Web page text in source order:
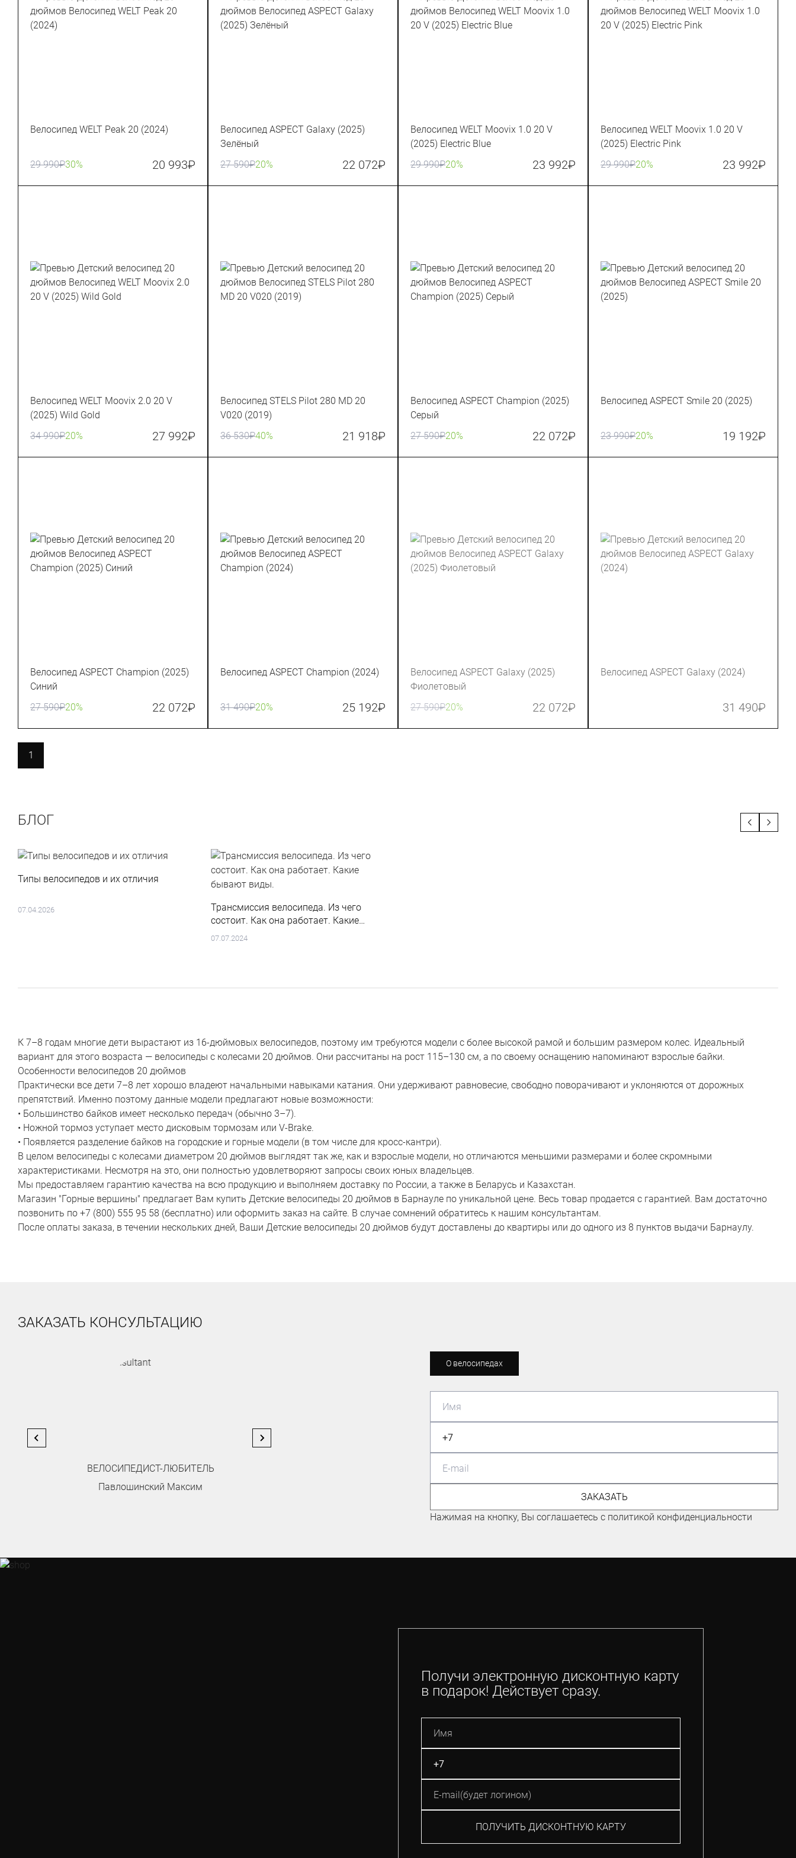
Велосипед WELT Peak 20 (2024)
29 990₽30% 20 993₽
Велосипед ASPECT Galaxy (2025)
Зелёный
27 590₽20% 22 072₽
Велосипед WELT Moovix 1.0 20 V
(2025) Electric Blue
29 990₽20% 23 992₽
Велосипед WELT Moovix 1.0 20 V
(2025) Electric Pink
29 990₽20% 23 992₽
Велосипед WELT Moovix 2.0 20 V
(2025) Wild Gold
34 990₽20% 27 992₽
Велосипед STELS Pilot 280 MD 20
V020 (2019)
36 530₽40% 21 918₽
Велосипед ASPECT Champion (2025)
Серый
27 590₽20% 22 072₽
Велосипед ASPECT Smile 20 (2025)
23 990₽20% 19 192₽
Велосипед ASPECT Champion (2025)
Синий
27 590₽20% 22 072₽
Велосипед ASPECT Champion (2024)
31 490₽20% 25 192₽
Велосипед ASPECT Galaxy (2025)
Фиолетовый
27 590₽20% 22 072₽
Велосипед ASPECT Galaxy (2024)
31 490₽
1
БЛОГ
Типы велосипедов и их отличия
07.04.2026
Трансмиссия велосипеда. Из чего
состоит. Как она работает. Какие
бывают виды.
07.07.2024
К 7–8 годам многие дети вырастают из 16-дюймовых велосипедов, поэтому им требуются модели с более высокой рамой и большим размером колес. Идеальный
вариант для этого возраста — велосипеды с колесами 20 дюймов. Они рассчитаны на рост 115–130 см, а по своему оснащению напоминают взрослые байки.
Особенности велосипедов 20 дюймов
Практически все дети 7–8 лет хорошо владеют начальными навыками катания. Они удерживают равновесие, свободно поворачивают и уклоняются от дорожных
препятствий. Именно поэтому данные модели предлагают новые возможности:
• Большинство байков имеет несколько передач (обычно 3–7).
• Ножной тормоз уступает место дисковым тормозам или V-Brake.
• Появляется разделение байков на городские и горные модели (в том числе для кросс-кантри).
В целом велосипеды с колесами диаметром 20 дюймов выглядят так же, как и взрослые модели, но отличаются меньшими размерами и более скромными
характеристиками. Несмотря на это, они полностью удовлетворяют запросы своих юных владельцев.
Мы предоставляем гарантию качества на всю продукцию и выполняем доставку по России, а также в Беларусь и Казахстан.
Магазин "Горные вершины" предлагает Вам купить Детские велосипеды 20 дюймов в Барнауле по уникальной цене. Весь товар продается с гарантией. Вам достаточно
позвонить по +7 (800) 555 95 58 (бесплатно) или оформить заказ на сайте. В случае сомнений обратитесь к нашим консультантам.
После оплаты заказа, в течении нескольких дней, Ваши Детские велосипеды 20 дюймов будут доставлены до квартиры или до одного из 8 пунктов выдачи Барнаулу.
ЗАКАЗАТЬ КОНСУЛЬТАЦИЮ
О велосипедах
ВЕЛОСИПЕДИСТ-ЛЮБИТЕЛЬ
Павлошинский Максим
МАСТЕР СПОРТА ПО
МАУНТИНБАЙКУ
ГОНЩИК КОМАНДЫ "ГОРНЫЕ
Иванов Иван
ЗАКАЗАТЬ
Нажимая на кнопку, Вы соглашаетесь с политикой конфиденциальности
Получи электронную дисконтную карту
в подарок! Действует сразу.
ПОЛУЧИТЬ ДИСКОНТНУЮ КАРТУ